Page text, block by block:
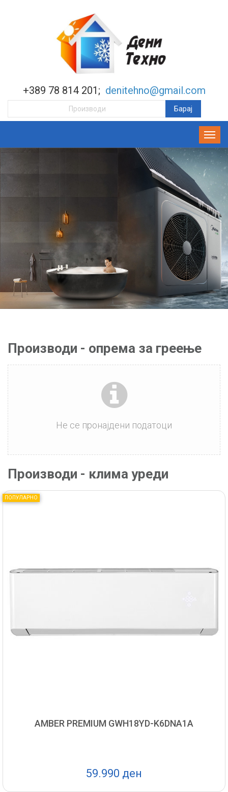
+389 78 814 201; denitehno@gmail.com
Производи - опрема за греење
Не се пронајдени податоци
Производи - клима уреди
ПОПУЛАРНО
AMBER PREMIUM GWH18YD-K6DNA1A
59.990 ден